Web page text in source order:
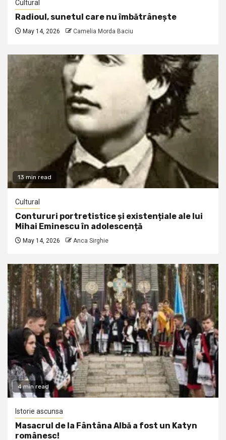
Cultural
Radioul, sunetul care nu îmbătrânește
May 14, 2026 Camelia Morda Baciu
13 min read
Cultural
Contururi portretistice și existențiale ale lui
Mihai Eminescu în adolescență
May 14, 2026 Anca Sirghie
4 min read
Istorie ascunsa
Masacrul de la Fântâna Albă a fost un Katyn
românesc!